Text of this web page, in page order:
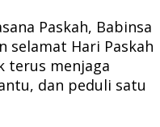
Paskah, Babinsa
selamat Hari Paskah
terus menjaga
dan peduli satu